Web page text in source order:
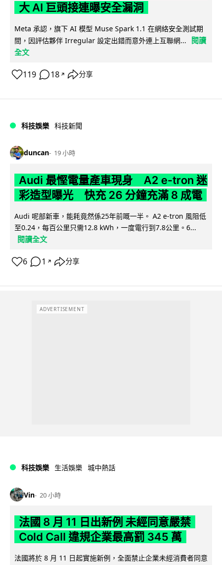
大 AI 巨頭接連曝安全漏洞
Meta 承認，旗下 AI 模型 Muse Spark 1.1 在網絡安全測試期
間，因評估夥伴 Irregular 設定出錯而意外連上互聯網...
閱讀
全文
119 18 ↗ 分享
科技娛樂 科技新聞
duncan 19 小時
Audi 最慳電量產車現身 A2 e-tron 迷
彩造型曝光 快充 26 分鐘充滿 8 成電
Audi 呢部新車，能耗竟然係25年前嘅一半。 A2 e-tron 風阻低
至0.24，每百公里只需12.8 kWh，一度電行到7.8公里。6...
閱讀全文
6 1 ↗ 分享
ADVERTISEMENT
科技娛樂 生活娛樂 城中熱話
Vin 20 小時
法國 8 月 11 日出新例 未經同意嚴禁
Cold Call 違規企業最高罰 345 萬
法國將於 8 月 11 日起實施新例，全面禁止企業未經消費者同意